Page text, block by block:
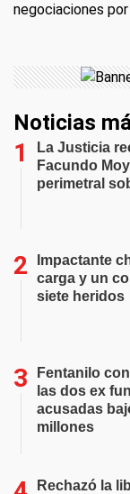
negociaciones
Noticias
La Justicia
Facundo
perimetral
Impactante
carga y un
siete heridos
Fentanilo
las dos ex
acusadas
millones
Rechazó la